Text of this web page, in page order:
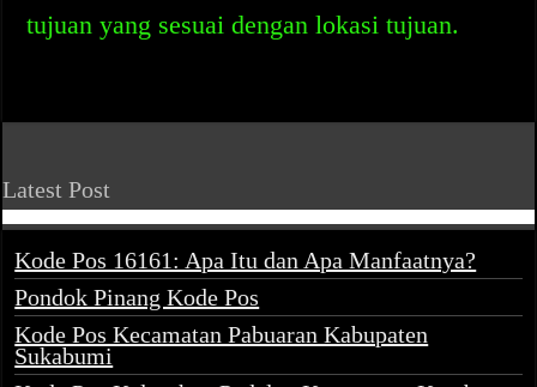
tujuan yang sesuai dengan lokasi tujuan.
Latest Post
Kode Pos 16161: Apa Itu dan Apa Manfaatnya?
Pondok Pinang Kode Pos
Kode Pos Kecamatan Pabuaran Kabupaten
Sukabumi